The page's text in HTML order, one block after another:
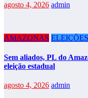
agosto 4, 2026 admin
AMAZONAS
Sem aliados, PL do
eleição estadual
agosto 4, 2026 admin